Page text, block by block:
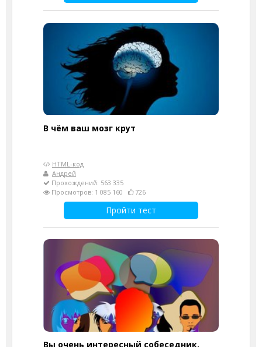
В чём ваш мозг крут
HTML-код
Андрей
Прохождений: 563 335
Просмотров: 1 085 160
726
Пройти тест
Вы очень интересный собеседник,